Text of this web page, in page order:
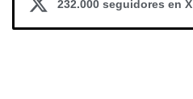
232.000 seguidores en X